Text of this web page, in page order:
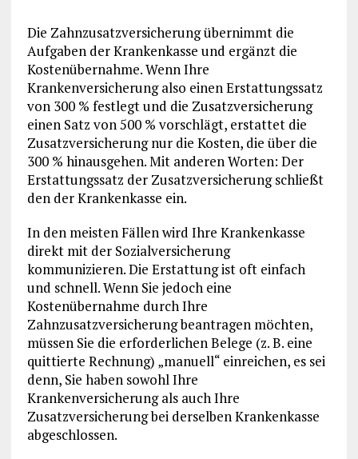
Die Zahnzusatzversicherung übernimmt die
Aufgaben der Krankenkasse und ergänzt die
Kostenübernahme. Wenn Ihre
Krankenversicherung also einen Erstattungssatz
von 300 % festlegt und die Zusatzversicherung
einen Satz von 500 % vorschlägt, erstattet die
Zusatzversicherung nur die Kosten, die über die
300 % hinausgehen. Mit anderen Worten: Der
Erstattungssatz der Zusatzversicherung schließt
den der Krankenkasse ein.
In den meisten Fällen wird Ihre Krankenkasse
direkt mit der Sozialversicherung
kommunizieren. Die Erstattung ist oft einfach
und schnell. Wenn Sie jedoch eine
Kostenübernahme durch Ihre
Zahnzusatzversicherung beantragen möchten,
müssen Sie die erforderlichen Belege (z. B. eine
quittierte Rechnung) „manuell“ einreichen, es sei
denn, Sie haben sowohl Ihre
Krankenversicherung als auch Ihre
Zusatzversicherung bei derselben Krankenkasse
abgeschlossen.